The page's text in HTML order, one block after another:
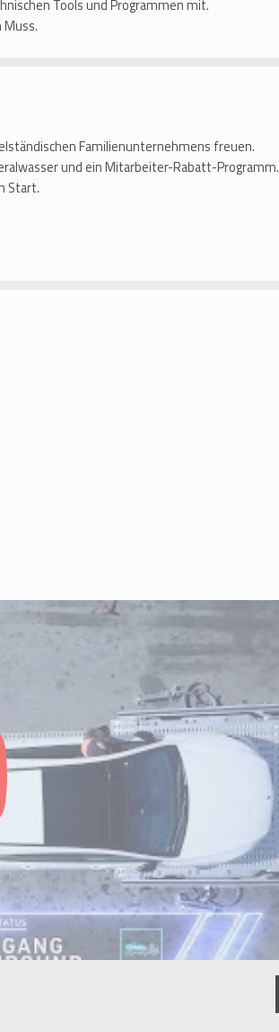
Tools und Programmen mit.
Familienunternehmens freuen.
und ein Mitarbeiter-Rabatt-Programm.
Start.